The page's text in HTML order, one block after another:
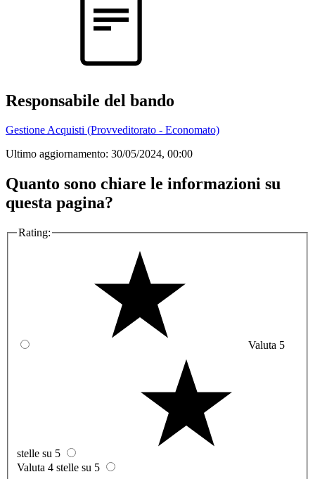
Responsabile del bando
Gestione Acquisti (Provveditorato - Economato)
Ultimo aggiornamento: 30/05/2024, 00:00
Quanto sono chiare le informazioni su
questa pagina?
Rating:
Valuta 5
stelle su 5
Valuta 4 stelle su 5